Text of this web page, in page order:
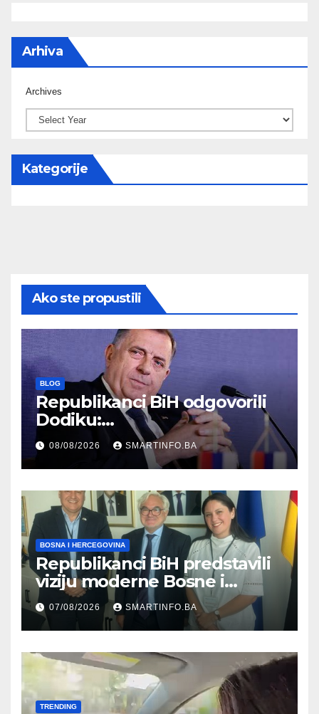
Arhiva
Archives
Kategorije
Ako ste propustili
BLOG
Republikanci BiH odgovorili
Dodiku:
Bosanskohercegovačka
kultura postoji i pripada svim
građanima
08/08/2026 SMARTINFO.BA
BOSNA I HERCEGOVINA
Republikanci BiH predstavili
viziju moderne Bosne i
Hercegovine ambasadoru
Njemačke
07/08/2026 SMARTINFO.BA
TRENDING